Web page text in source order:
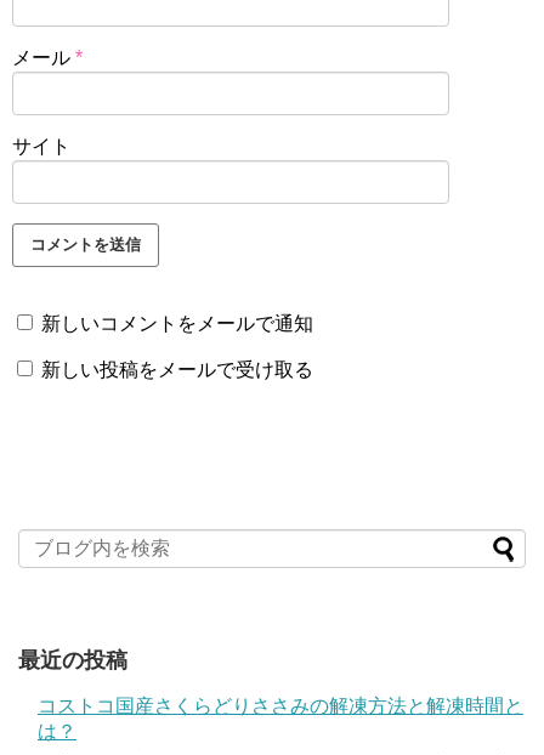
メール *
サイト
新しいコメントをメールで通知
新しい投稿をメールで受け取る
最近の投稿
コストコ国産さくらどりささみの解凍方法と解凍時間と
は？